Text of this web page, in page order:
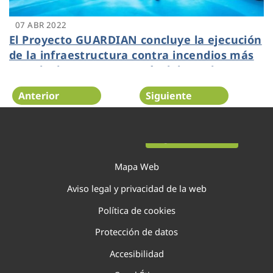
07 ABR 2022
El Proyecto GUARDIAN concluye la ejecución
de la infraestructura contra incendios más
grande de Europa a través del uso de agua
regenerada
Anterior Siguiente
Mapa Web
Aviso legal y privacidad de la web
Política de cookies
Protección de datos
Accesibilidad